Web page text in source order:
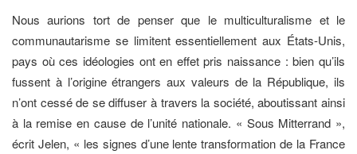
Nous aurions tort de penser que le multiculturalisme et le
communautarisme se limitent essentiellement aux États-Unis,
pays où ces idéologies ont en effet pris naissance : bien qu’ils
fussent à l’origine étrangers aux valeurs de la République, ils
n’ont cessé de se diffuser à travers la société, aboutissant ainsi
à la remise en cause de l’unité nationale. « Sous Mitterrand »,
écrit Jelen, « les signes d’une lente transformation de la France